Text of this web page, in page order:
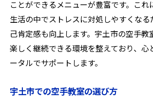
長期的な目標設定と達成法
初心者が克服すべき初期の壁
空手がもたらす自己成長の喜び
熊本県宇土市で初心者が空手教室を
安全でサポートが充実した環境
ことができるメニューが豊富です。これ
生活の中でストレスに対処しやすくな
己肯定感も向上します。宇土市の空手教
楽しく継続できる環境を整えており、心
ータルでサポートします。
宇土市での空手教室の選び方